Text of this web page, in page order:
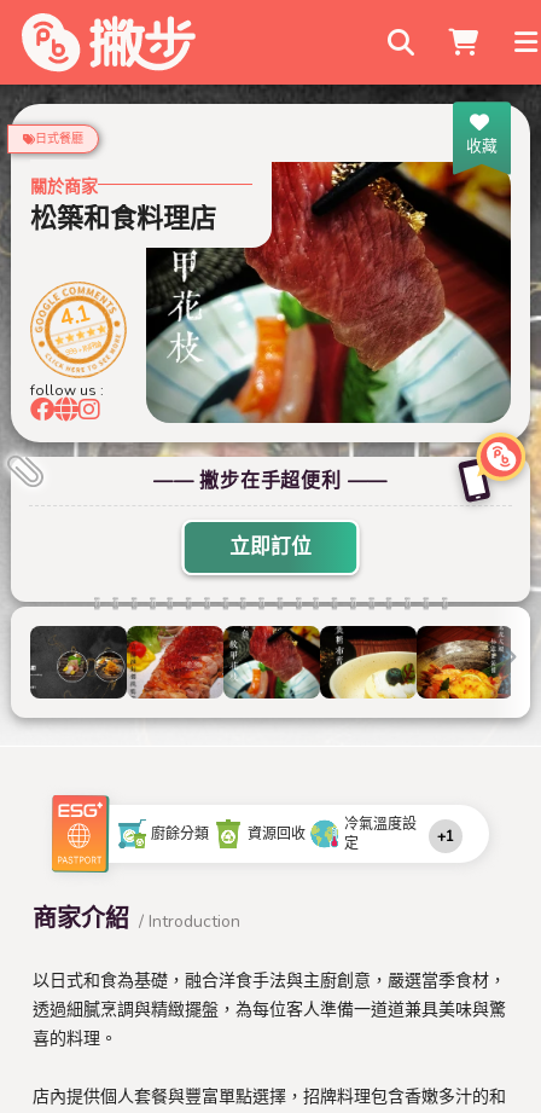
搜尋商家
收藏
日式餐廳
關於商家
松築和食料理店
4.1
999+ 則評論
follow us :
—— 撇步在手超便利 ——
立即訂位
廚餘分類 資源回收
冷氣溫度設
定
+1
商家介紹 / Introduction
以日式和食為基礎，融合洋食手法與主廚創意，嚴選當季食材，
透過細膩烹調與精緻擺盤，為每位客人準備一道道兼具美味與驚
喜的料理。
店內提供個人套餐與豐富單點選擇，招牌料理包含香嫩多汁的和